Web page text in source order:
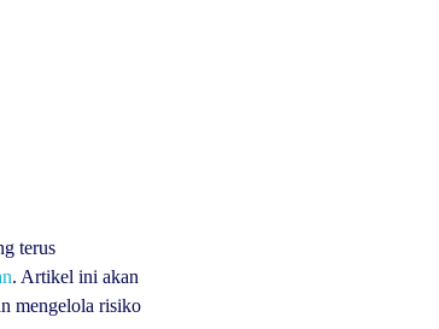
terus
. Artikel ini akan
mengelola risiko